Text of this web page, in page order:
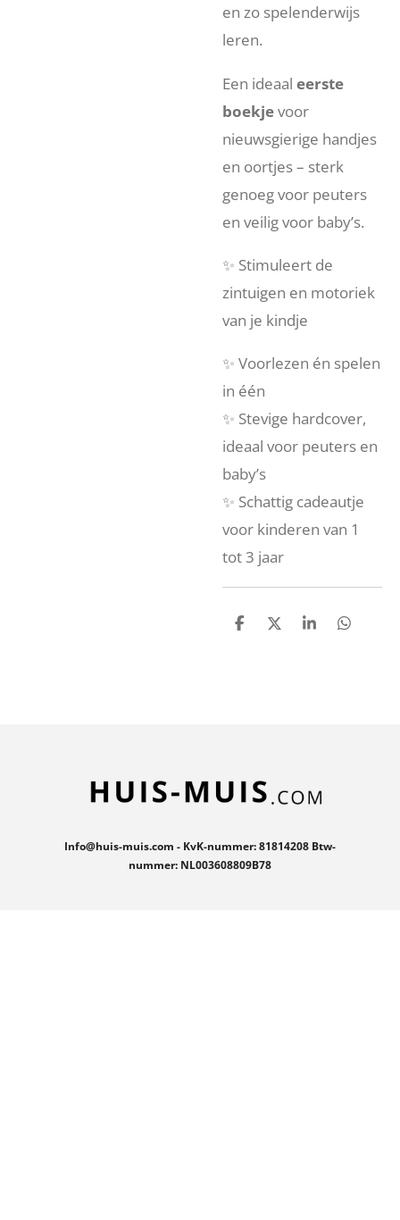
en zo spelenderwijs
leren.
Een ideaal eerste
boekjevoor
nieuwsgierige handjes
en oortjes – sterk
genoeg voor peuters
en veilig voor baby’s.
✨ Stimuleert de
zintuigen en motoriek
van je kindje
✨ Voorlezen én spelen
in één
✨ Stevige hardcover,
ideaal voor peuters en
baby’s
✨ Schattig cadeautje
voor kinderen van 1
tot 3 jaar
D
D
S
D
Info@huis-muis.com - KvK-nummer: 81814208 Btw-
nummer: NL003608809B78